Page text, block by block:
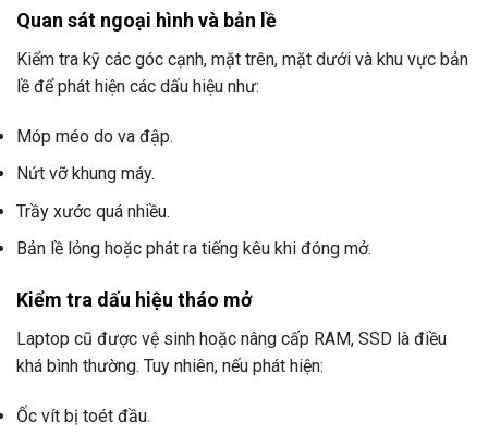
Quan sát ngoại hình và bản lề
Kiểm tra kỹ các góc cạnh, mặt trên, mặt dưới và khu vực bản
lề để phát hiện các dấu hiệu như:
Móp méo do va đập.
Nứt vỡ khung máy.
Trầy xước quá nhiều.
Bản lề lỏng hoặc phát ra tiếng kêu khi đóng mở.
Kiểm tra dấu hiệu tháo mở
Laptop cũ được vệ sinh hoặc nâng cấp RAM, SSD là điều
khá bình thường. Tuy nhiên, nếu phát hiện:
Ốc vít bị toét đầu.